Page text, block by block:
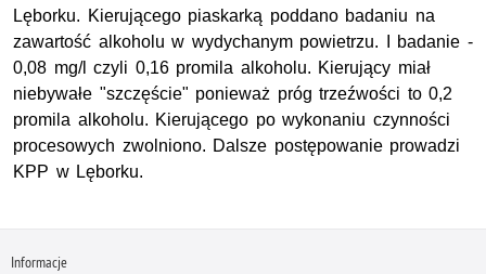
Lęborku. Kierującego piaskarką poddano badaniu na
zawartość alkoholu w wydychanym powietrzu. I badanie -
0,08 mg/l czyli 0,16 promila alkoholu. Kierujący miał
niebywałe "szczęście" ponieważ próg trzeźwości to 0,2
promila alkoholu. Kierującego po wykonaniu czynności
procesowych zwolniono. Dalsze postępowanie prowadzi
KPP w Lęborku.
Informacje